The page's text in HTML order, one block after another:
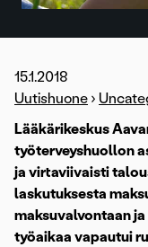
15.1.2018
Uutishuone ›
Lääkärikeskus
työterveyshuollon
ja virtaviivaisti
laskutuksesta
maksuvalvontaan
työaikaa vapautui